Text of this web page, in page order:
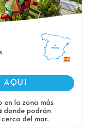
en la zona más
donde podrán
del mar.